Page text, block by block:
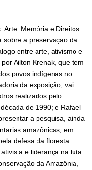
Arte, Memória e Direitos
sobre a preservação da
entre arte, ativismo e
Ailton Krenak, que tem
povos indígenas no
da exposição, vai
realizados pelo
de 1990; e Rafael
a pesquisa, ainda
amazônicas, em
defesa da floresta.
e liderança na luta
da Amazônia,